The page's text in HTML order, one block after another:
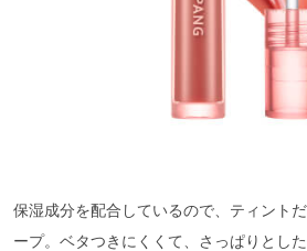
保湿成分を配合しているので、ティント
ープ。ベタつきにくくて、さっぱりとし